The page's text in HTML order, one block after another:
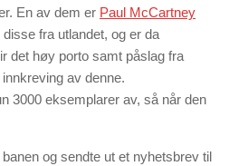
En av dem er Paul McCartney
fra utlandet, og er da
det høy porto samt påslag fra
av denne.
3000 eksemplarer av, så når den
og sendte ut et nyhetsbrev til